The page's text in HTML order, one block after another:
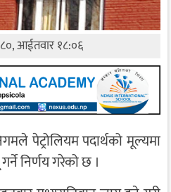
आईतवार १८:०६
पेट्रोलियम पदार्थको मूल्यमा
निर्णय गरेको छ ।